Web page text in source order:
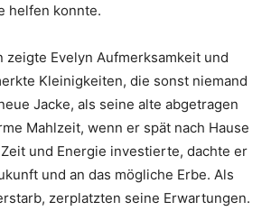
helfen konnte.
zeigte Evelyn Aufmerksamkeit und
Kleinigkeiten, die sonst niemand
Jacke, als seine alte abgetragen
Mahlzeit, wenn er spät nach Hause
und Energie investierte, dachte er
und an das mögliche Erbe. Als
zerplatzten seine Erwartungen.